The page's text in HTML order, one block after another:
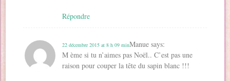
Répondre
Manue says:
22 décembre 2015 at 8 h 09 min
M ème si tu n’aimes pas Noël.. C’est pas une
raison pour couper la tête du sapin blanc !!!